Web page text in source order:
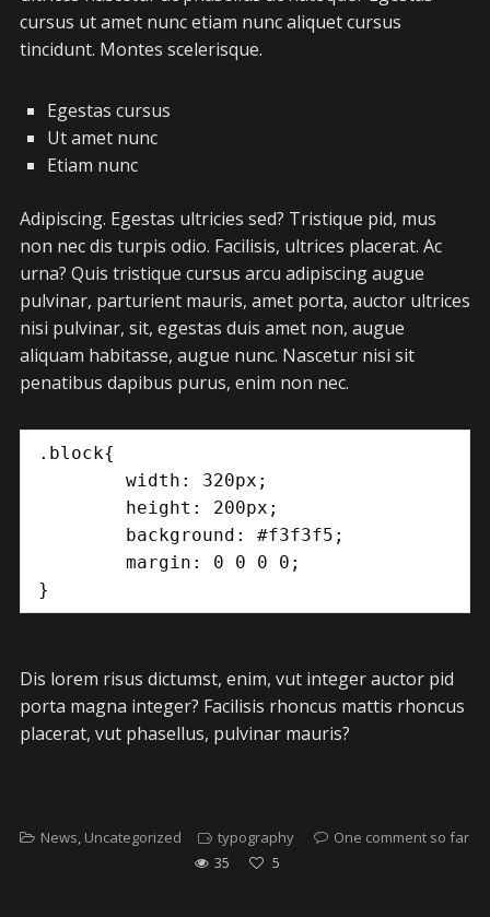
cursus ut amet nunc etiam nunc aliquet cursus
tincidunt. Montes scelerisque.
Egestas cursus
Ut amet nunc
Etiam nunc
Adipiscing. Egestas ultricies sed? Tristique pid, mus
non nec dis turpis odio. Facilisis, ultrices placerat. Ac
urna? Quis tristique cursus arcu adipiscing augue
pulvinar, parturient mauris, amet porta, auctor ultrices
nisi pulvinar, sit, egestas duis amet non, augue
aliquam habitasse, augue nunc. Nascetur nisi sit
penatibus dapibus purus, enim non nec.
.block{
}
Dis lorem risus dictumst, enim, vut integer auctor pid
porta magna integer? Facilisis rhoncus mattis rhoncus
placerat, vut phasellus, pulvinar mauris?
News, Uncategorized typography
One comment so far
35
5